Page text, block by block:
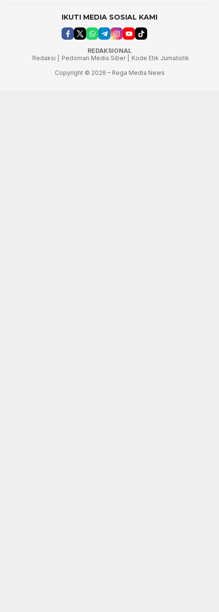
IKUTI MEDIA SOSIAL KAMI
REDAKSIONAL
Redaksi |
Pedoman Media Siber |
Kode Etik Jurnalistik
Copyright © 2026 – Rega Media News